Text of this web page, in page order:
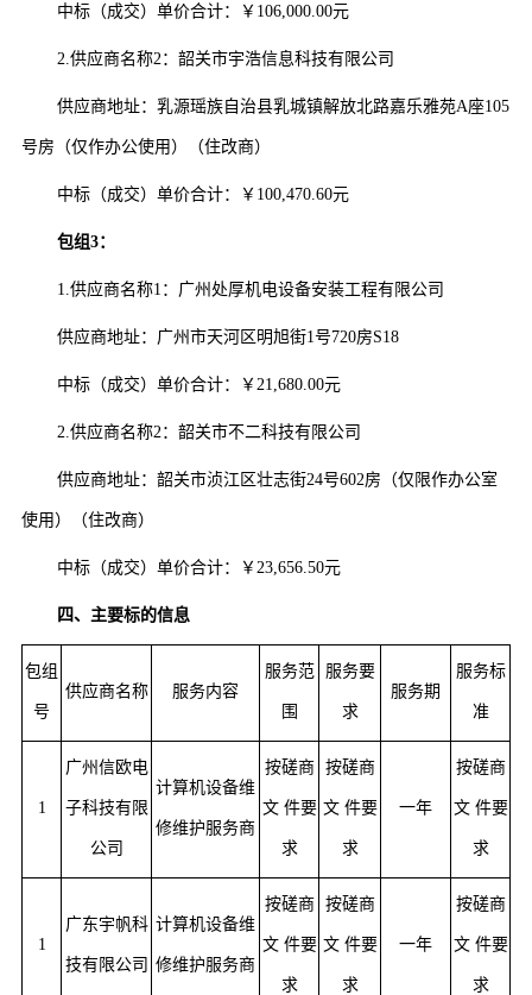
中标（成交）单价合计： ￥ 106,000.00元
2. 供应商名称2 ： 韶关市宇浩信息科技有限公司
供应商地址： 乳源瑶族自治县乳城镇解放北路嘉乐雅苑A座105
号房（仅作办公使用）（住改商）
中标（成交）单价合计： ￥ 100,470.60元
包组3：
1. 供应商名称1 ： 广州处厚机电设备安装工程有限公司
供应商地址： 广州市天河区明旭街1号720房S18
中标（成交）单价合计： ￥ 21,680.00元
2. 供应商名称2 ： 韶关市不二科技有限公司
供应商地址： 韶关市浈江区壮志街24号602房（仅限作办公室
使用）（住改商）
中标（成交）单价合计： ￥ 23,656.50元
四、主要标的信息
包组
号
供应商名称 服务内容
服务范
围
服务要
求
服务期
服务标
准
1
广州信欧电
子科技有限
公司
计算机设备维
修维护服务商
按磋商
文 件要
求
按磋商
文 件要
求
一年
按磋商
文 件要
求
1
广东宇帆科
技有限公司
计算机设备维
修维护服务商
按磋商
文 件要
求
按磋商
文 件要
求
一年
按磋商
文 件要
求